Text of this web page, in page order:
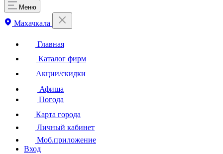
Меню
Махачкала
Главная
Каталог фирм
Акции/скидки
Афиша
Погода
Карта города
Личный кабинет
Моб.приложение
Вход